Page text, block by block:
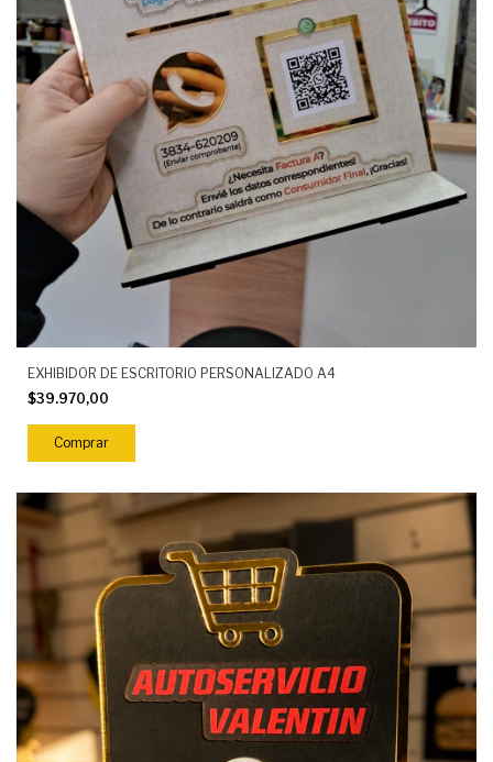
EXHIBIDOR DE ESCRITORIO PERSONALIZADO A4
$39.970,00